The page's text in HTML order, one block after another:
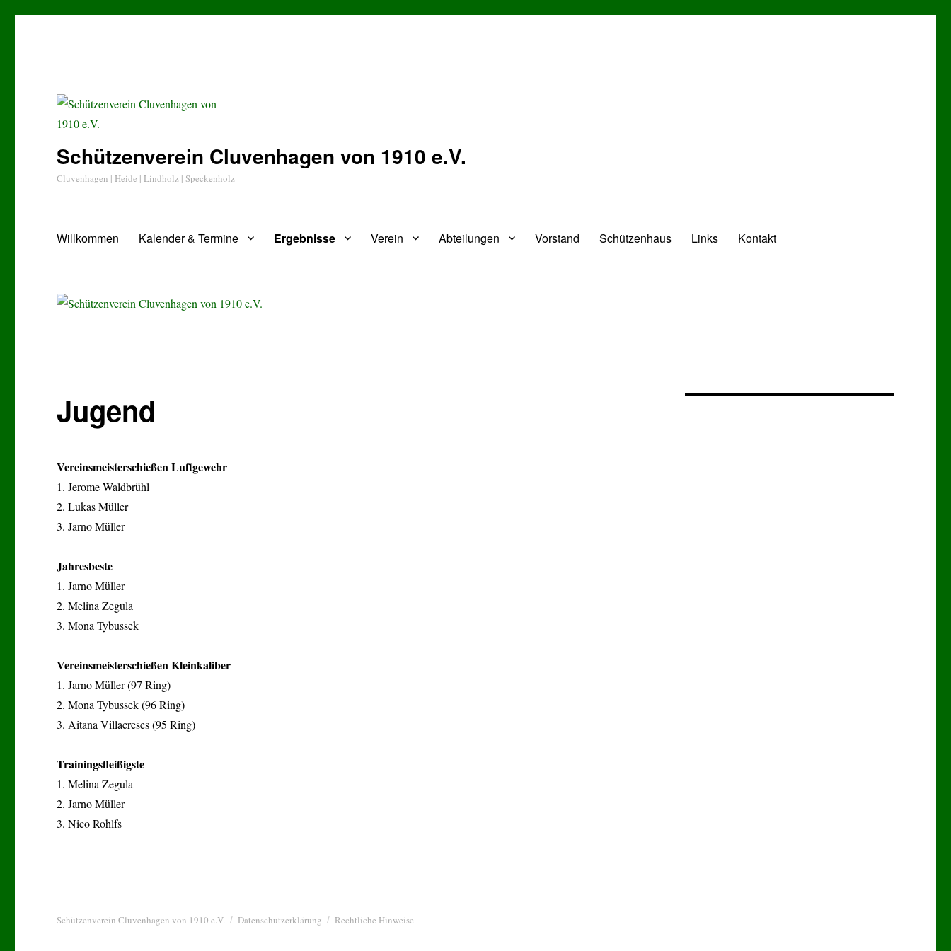
Schützenverein Cluvenhagen von 1910 e.V.
Cluvenhagen | Heide | Lindholz | Speckenholz
Willkommen Kalender & Termine Ergebnisse Verein Abteilungen Vorstand Schützenhaus Links Kontakt
Jugend
Vereinsmeisterschießen Luftgewehr
1. Jerome Waldbrühl
2. Lukas Müller
3. Jarno Müller
Jahresbeste
1. Jarno Müller
2. Melina Zegula
3. Mona Tybussek
Vereinsmeisterschießen Kleinkaliber
1. Jarno Müller (97 Ring)
2. Mona Tybussek (96 Ring)
3. Aitana Villacreses (95 Ring)
Trainingsfleißigste
1. Melina Zegula
2. Jarno Müller
3. Nico Rohlfs
Schützenverein Cluvenhagen von 1910 e.V. Datenschutzerklärung Rechtliche Hinweise